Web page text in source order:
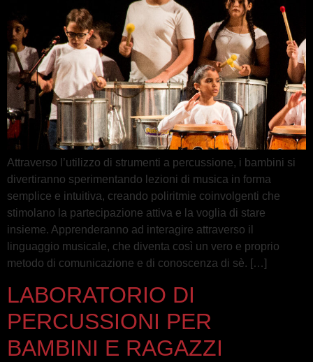
Attraverso l’utilizzo di strumenti a percussione, i bambini si
divertiranno sperimentando lezioni di musica in forma
semplice e intuitiva, creando poliritmie coinvolgenti che
stimolano la partecipazione attiva e la voglia di stare
insieme. Apprenderanno ad interagire attraverso il
linguaggio musicale, che diventa così un vero e proprio
metodo di comunicazione e di conoscenza di sè. […]
LABORATORIO DI
PERCUSSIONI PER
BAMBINI E RAGAZZI